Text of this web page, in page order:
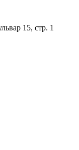
15, стр. 1